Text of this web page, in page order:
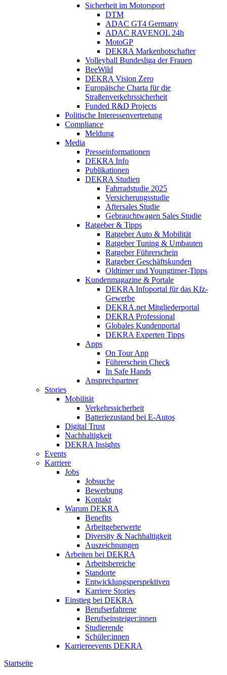
Sicherheit im Motorsport
DTM
ADAC GT4 Germany
ADAC RAVENOL 24h
MotoGP
DEKRA Markenbotschafter
Volleyball Bundesliga der Frauen
BeeWild
DEKRA Vision Zero
Europäische Charta für die
Straßenverkehrssicherheit
Funded R&D Projects
Politische Interessenvertretung
Compliance
Meldung
Media
Presseinformationen
DEKRA Info
Publikationen
DEKRA Studien
Fahrradstudie 2025
Versicherungsstudie
Aftersales Studie
Gebrauchtwagen Sales Studie
Ratgeber & Tipps
Ratgeber Auto & Mobilität
Ratgeber Tuning & Umbauten
Ratgeber Führerschein
Ratgeber Geschäftskunden
Oldtimer und Youngtimer-Tipps
Kundenmagazine & Portale
DEKRA Infoportal für das Kfz-
Gewerbe
DEKRA.net Mitgliederportal
DEKRA Professional
Globales Kundenportal
DEKRA Experten Tipps
Apps
On Tour App
Führerschein Check
In Safe Hands
Ansprechpartner
Stories
Mobilität
Verkehrssicherheit
Batteriezustand bei E-Autos
Digital Trust
Nachhaltigkeit
DEKRA Insights
Events
Karriere
Jobs
Jobsuche
Bewerbung
Kontakt
Warum DEKRA
Benefits
Arbeitgeberwerte
Diversity & Nachhaltigkeit
Auszeichnungen
Arbeiten bei DEKRA
Arbeitsbereiche
Standorte
Entwicklungsperspektiven
Karriere Stories
Einstieg bei DEKRA
Berufserfahrene
Berufseinsteiger:innen
Studierende
Schüler:innen
Karriereevents DEKRA
Startseite